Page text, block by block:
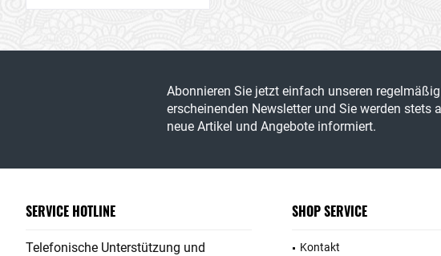
Abonnieren Sie jetzt einfach unseren regelmäßig
erscheinenden Newsletter und Sie werden stets
neue Artikel und Angebote informiert.
SERVICE HOTLINE
Telefonische Unterstützung und
SHOP SERVICE
Kontakt